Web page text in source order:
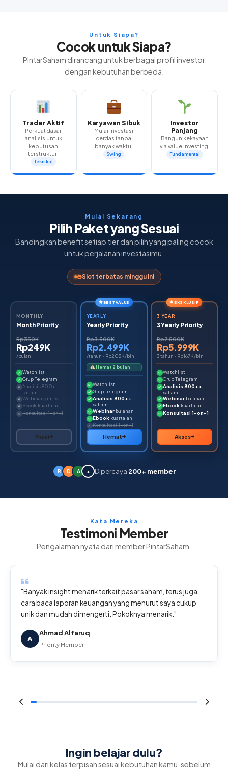
Untuk Siapa?
Cocok untuk Siapa?
PintarSaham dirancang untuk berbagai profil investor
dengan kebutuhan berbeda.
Trader Aktif
Perkuat dasar
analisis untuk
keputusan
terstruktur.
Teknikal
Karyawan Sibuk
Mulai investasi
cerdas tanpa
banyak waktu.
Swing
Investor
Panjang
Bangun kekayaan
via value investing.
Fundamental
Mulai Sekarang
Pilih Paket yang Sesuai
Bandingkan benefit setiap tier dan pilih yang paling cocok
untuk perjalanan investasimu.
Slot terbatas minggu ini
MONTHLY
Month Priority
Rp350K
Rp249K
/bulan
Watchlist
Grup Telegram
Analisis 800++
saham
Webinar gratis
Ebook kuartalan
Konsultasi 1-on-1
Mulai
BEST VALUE
YEARLY
Yearly Priority
Rp3.500K
Rp2.499K
/tahun · Rp208K/bln
Hemat 2 bulan
Watchlist
Grup Telegram
Analisis 800++
saham
Webinarbulanan
Ebookkuartalan
Konsultasi 1-on-1
Hemat
EKSKLUSIF
3 YEAR
3 Yearly Priority
Rp7.500K
Rp5.999K
3 tahun · Rp167K/bln
Watchlist
Grup Telegram
Analisis 800++
saham
Webinarbulanan
Ebookkuartalan
Konsultasi 1-on-1
Akses
R D A + Dipercaya 200+ member
Kata Mereka
Testimoni Member
Pengalaman nyata dari member PintarSaham.
"Banyak insight menarik terkait pasar saham, terus juga
cara baca laporan keuangan yang menurut saya cukup
unik dan mudah dimengerti. Pokoknya menarik."
A
Ahmad Alfaruq
Priority Member
Ingin belajar dulu?
Mulai dari kelas terpisah sesuai kebutuhan kamu, sebelum